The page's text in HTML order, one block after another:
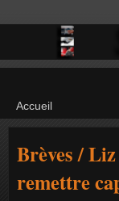
Brèves /
remettre